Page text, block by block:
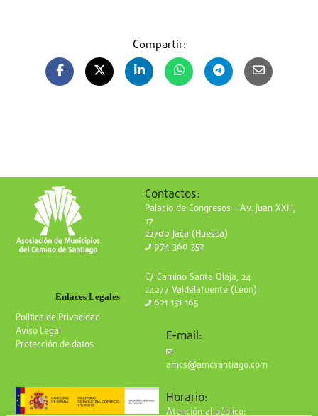
Compartir:
Enlaces Legales
Política de Privacidad
Aviso Legal
Protección de datos
Contactos:
Palacio de Congresos – Av. Juan XXIII,
17
22700 Jaca (Huesca)
974 360 352
C/ Camino Santa Olaja, 24
24277 Valdelafuente (León)
621 151 165
E-mail:
amcs@amcsantiago.com
Horario:
Atención al público: